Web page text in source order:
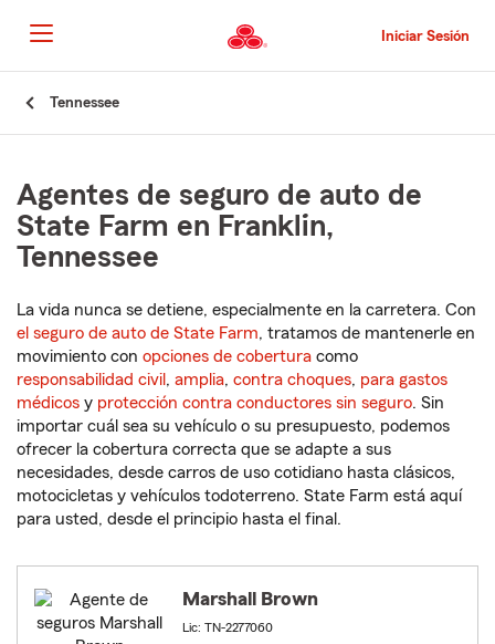
al
contenido
principal
Iniciar Sesión
Tennessee
Agentes de seguro de auto de
State Farm en Franklin,
Tennessee
La vida nunca se detiene, especialmente en la carretera. Con
el seguro de auto de State Farm, tratamos de mantenerle en
movimiento con opciones de cobertura como
responsabilidad civil , amplia, contra choques, para gastos
médicos y protección contra conductores sin seguro. Sin
importar cuál sea su vehículo o su presupuesto, podemos
ofrecer la cobertura correcta que se adapte a sus
necesidades, desde carros de uso cotidiano hasta clásicos,
motocicletas y vehículos todoterreno. State Farm está aquí
para usted, desde el principio hasta el final.
Marshall Brown
Lic: TN-2277060